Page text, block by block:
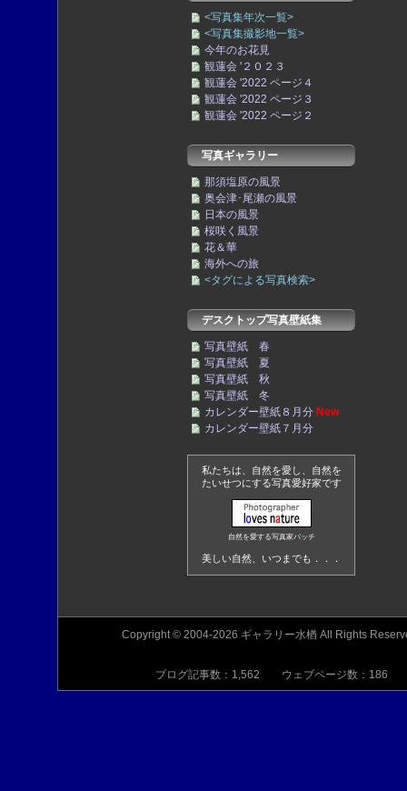
<写真集年次一覧>
<写真集撮影地一覧>
今年のお花見
観蓮会 '２０２３
観蓮会 '2022 ページ４
観蓮会 '2022 ページ３
観蓮会 '2022 ページ２
写真ギャラリー
那須塩原の風景
奥会津･尾瀬の風景
日本の風景
桜咲く風景
花＆華
海外への旅
<タグによる写真検索>
デスクトップ写真壁紙集
写真壁紙 春
写真壁紙 夏
写真壁紙 秋
写真壁紙 冬
カレンダー壁紙８月分 New
カレンダー壁紙７月分
私たちは、自然を愛し、自然を
たいせつにする写真愛好家です
自然を愛する写真家バッチ
美しい自然、いつまでも．．．
Copyright © 2004-2026 ギャラリー水楢 All Rights
ブログ記事数：1,562 ウェブページ数：186